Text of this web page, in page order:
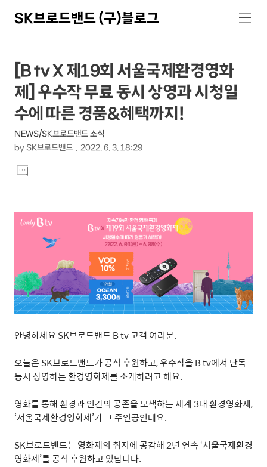
SK브로드밴드 (구)블로그
색
메
뉴
상
세
컨
텐
츠
본
문
제
목
[B tv X 제19회 서울국제환경영화
제] 우수작 무료 동시 상영과 시청일
수에 따른 경품&혜택까지!
NEWS/SK브로드밴드 소식
by SK브로드밴드 2022. 6. 3. 18:29
문
댓
글
안녕하세요 SK브로드밴드 B tv고객 여러분.
오늘은 SK브로드밴드가공식 후원하고,우수작을 B tv에서 단독
동시 상영하는환경영화제를소개하려고해요.
영화를통해환경과인간의 공존을모색하는세계3대 환경영화제,
‘서울국제환경영화제’가그주인공인데요.
SK브로드밴드는 영화제의 취지에공감해2년 연속 ‘서울국제환경
영화제’를공식 후원하고 있답니다.